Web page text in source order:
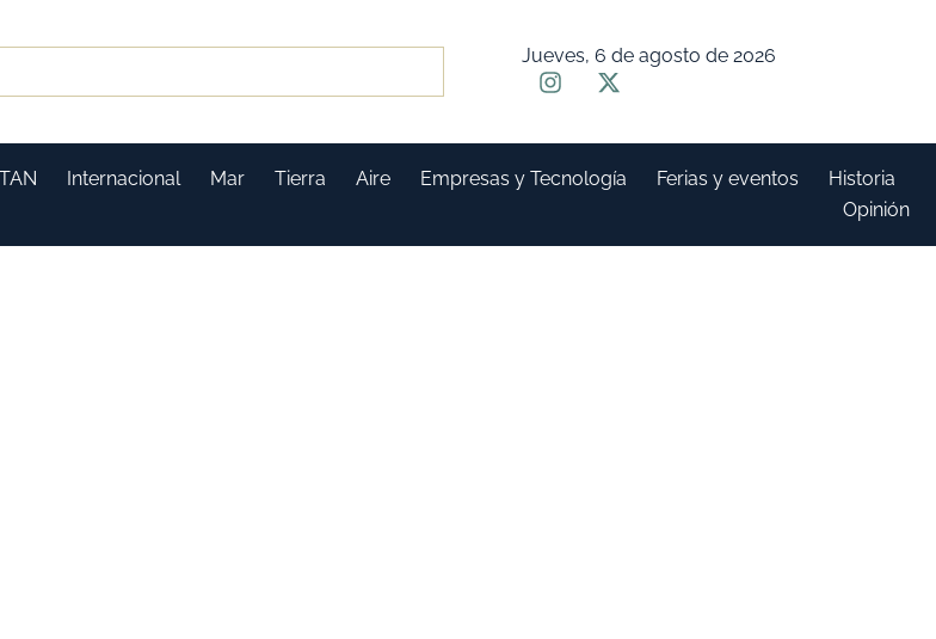
Jueves, 6 de agosto de 2026
Internacional Mar Tierra Aire Empresas y Tecnología Ferias y eventos
Historia
Opinión